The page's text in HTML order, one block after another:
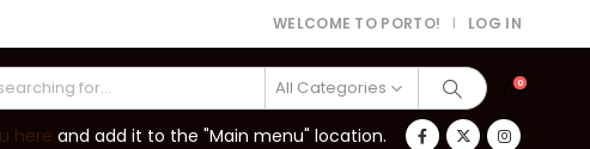
WELCOME TO PORTO! | LOG IN
All Categories 0
here and add it to the "Main menu" location.